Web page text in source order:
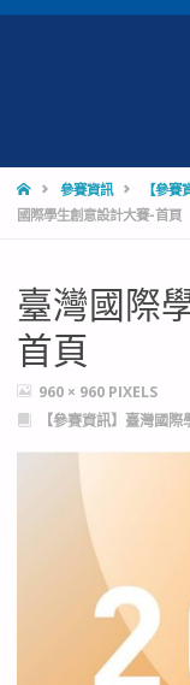
HOME參賽資訊 【參
國際學生創意設計大賽-首頁
臺灣國際
首頁
FULL
SIZE
960 × 960 PIXELS
【參賽資訊】臺灣國